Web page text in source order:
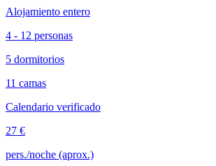
Alojamiento entero
4 - 12 personas
5 dormitorios
11 camas
Calendario verificado
27 €
pers./noche (aprox.)